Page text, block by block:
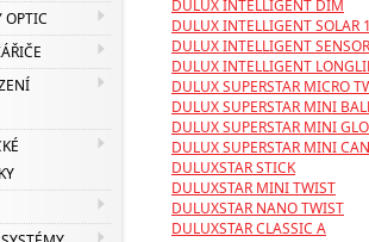
OPTIC
DULUX INTELLIGENT DIM
DULUX INTELLIGENT SOLAR
DULUX INTELLIGENT SENSOR
DULUX INTELLIGENT
DULUX SUPERSTAR MICRO
DULUX SUPERSTAR MINI
DULUX SUPERSTAR MINI
DULUX SUPERSTAR MINI
DULUXSTAR STICK
DULUXSTAR MINI TWIST
DULUXSTAR NANO TWIST
DULUXSTAR CLASSIC A